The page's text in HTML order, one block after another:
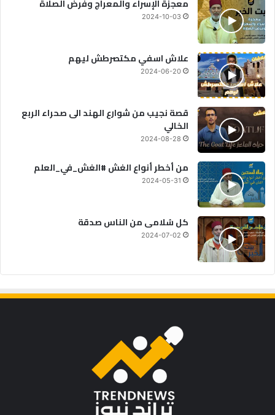
معجزة الإسراء والمعراج وفرض الصلاة
2024-10-03
علاش اسفي مكتصرطش ليهم
2024-06-20
قصة نجيب من شوارع الهند الى صحراء الربع
الخالي
2024-08-28
من أخطر أنواع الغش #الغش_في_العلم
2024-05-31
كل سُلامى من الناس صدقة
2024-07-02